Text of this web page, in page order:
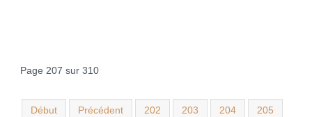
Page 207 sur 310
Début Précédent 202 203 204 205